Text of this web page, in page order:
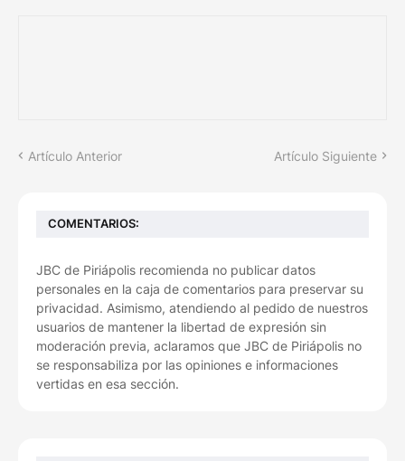
Artículo Anterior Artículo Siguiente
COMENTARIOS:
JBC de Piriápolis recomienda no publicar datos
personales en la caja de comentarios para preservar su
privacidad. Asimismo, atendiendo al pedido de nuestros
usuarios de mantener la libertad de expresión sin
moderación previa, aclaramos que JBC de Piriápolis no
se responsabiliza por las opiniones e informaciones
vertidas en esa sección.